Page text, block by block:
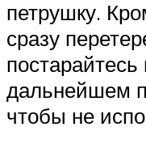
петрушку.
сразу
дальнейшем
чтобы не